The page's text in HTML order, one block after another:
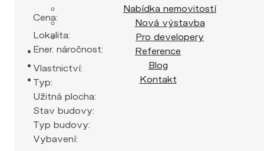
Nabídka nemovitostí
Nová výstavba
Pro developery
Reference
Blog
Kontakt
Cena:
Lokalita:
Ener. náročnost:
Vlastnictví:
Typ:
Užitná plocha:
Stav budovy:
Typ budovy:
Vybavení: